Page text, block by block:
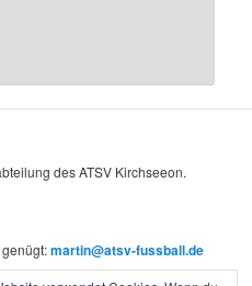
des ATSV Kirchseeon.
genügt:martin@atsv-fussball.de